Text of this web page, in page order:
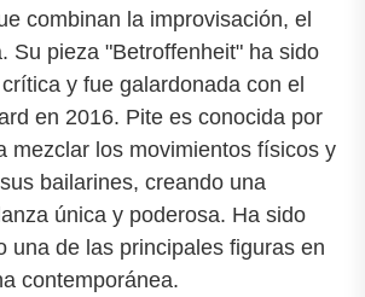
combinan la improvisación, el
Su pieza "Betroffenheit" ha sido
y fue galardonada con el
en 2016. Pite es conocida por
mezclar los movimientos físicos y
bailarines, creando una
única y poderosa. Ha sido
una de las principales figuras en
contemporánea.